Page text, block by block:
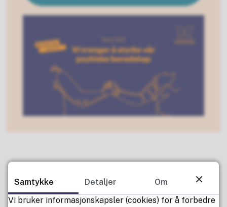
Samtykke Detaljer
Om
Vi bruker informasjonskapsler (cookies) for å forbedre